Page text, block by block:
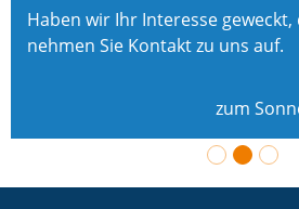
Haben wir Ihr Interesse geweckt,
nehmen Sie Kontakt zu uns auf.
zum